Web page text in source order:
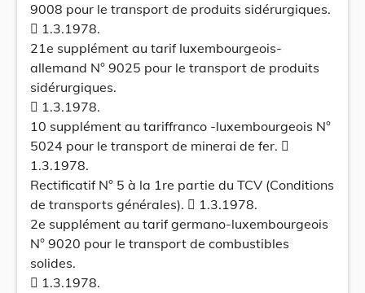
9008 pour le transport de produits sidérurgiques.
 1.3.1978.
21e supplément au tarif luxembourgeois-
allemand N° 9025 pour le transport de produits
sidérurgiques.
 1.3.1978.
10 supplément au tariffranco -luxembourgeois N°
5024 pour le transport de minerai de fer. 
1.3.1978.
Rectificatif N° 5 à la 1re partie du TCV (Conditions
de transports générales).  1.3.1978.
2e supplément au tarif germano-luxembourgeois
N° 9020 pour le transport de combustibles
solides.
 1.3.1978.